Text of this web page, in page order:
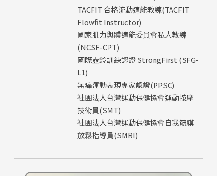
TACFIT 合格流動適能教練(TACFIT
Flowfit Instructor)
國家肌力與體適能委員會私人教練
(NCSF-CPT)
國際壺鈴訓練認證 StrongFirst (SFG-
L1)
無痛運動表現專家認證(PPSC)
社團法人台灣運動保健協會運動按摩
技術員(SMT)
社團法人台灣運動保健協會自我筋膜
放鬆指導員(SMRI)